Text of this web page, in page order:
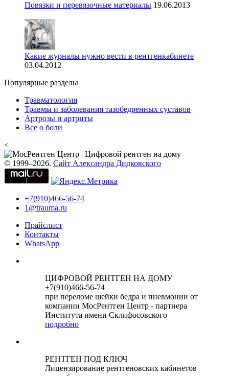
Повязки и перевязочные материалы 19.06.2013
Какие журналы нужно вести в рентгенкабинете
03.04.2012
Популярные разделы
Травматология
Травмы и заболевания тазобедренных суставов
Артрозы и артриты
Все о боли
<
© 1999–2026. Сайт Александра Дидковского
+7(910)466-56-74
1@trauma.ru
Прайслист
Контакты
WhatsApp
ЦИФРОВОЙ РЕНТГЕН НА ДОМУ
+7(910)466-56-74
при переломе шейки бедра и пневмонии от
компании МосРентген Центр - партнера
Института имени Склифосовского
подробно
РЕНТГЕН ПОД КЛЮЧ
Лицензирование рентгеновских кабинетов